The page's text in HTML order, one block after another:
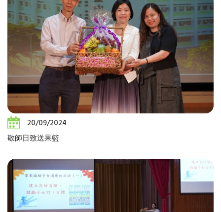
20/09/2024
敬師日致送果籃